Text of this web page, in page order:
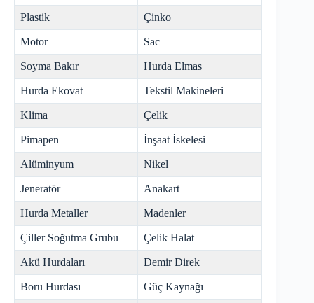
Plastik Çinko
Motor Sac
Soyma Bakır Hurda Elmas
Hurda Ekovat Tekstil Makineleri
Klima Çelik
Pimapen İnşaat İskelesi
Alüminyum Nikel
Jeneratör Anakart
Hurda Metaller Madenler
Çiller Soğutma Grubu Çelik Halat
Akü Hurdaları Demir Direk
Boru Hurdası Güç Kaynağı